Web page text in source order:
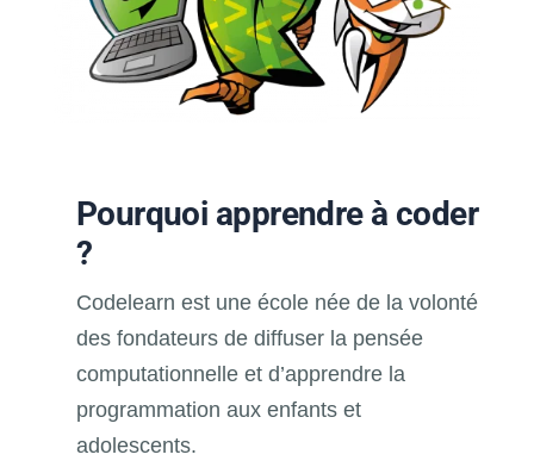
Pourquoi apprendre à coder
?
Codelearn est une école née de la volonté
des fondateurs de diffuser la pensée
computationnelle et d’apprendre la
programmation aux enfants et
adolescents.